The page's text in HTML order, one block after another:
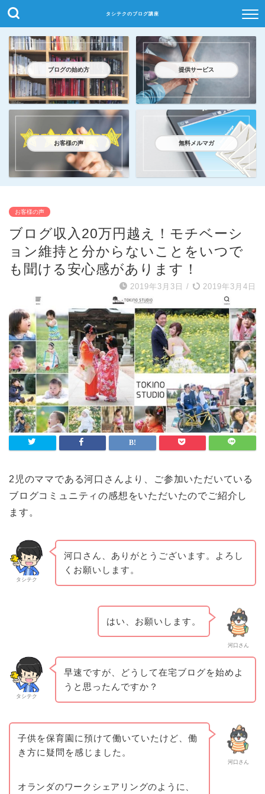
タシテクのブログ講座
ブログの始め方 提供サービス
お客様の声 無料メルマガ
お客様の声
ブログ収入20万円越え！モチベーシ
ョン維持と分からないことをいつで
も聞ける安心感があります！
2019年3月3日 / 2019年3月4日
2児のママである河口さんより、ご参加いただいている
ブログコミュニティの感想をいただいたのでご紹介し
ます。
タシテク
河口さん、ありがとうございます。よろし
くお願いします。
河口さん
はい、お願いします。
タシテク
早速ですが、どうして在宅ブログを始めよ
うと思ったんですか？
河口さん
子供を保育園に預けて働いていたけど、働
き方に疑問を感じました。
オランダのワークシェアリングのように、